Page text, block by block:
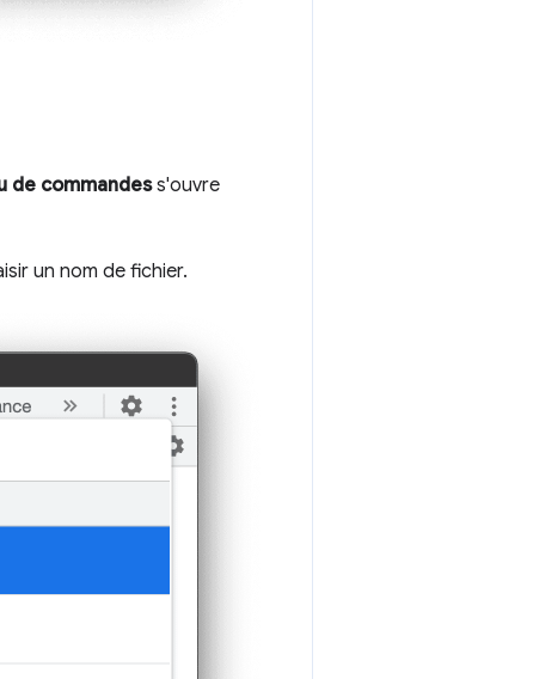
de commandess'ouvre
un nom de fichier.